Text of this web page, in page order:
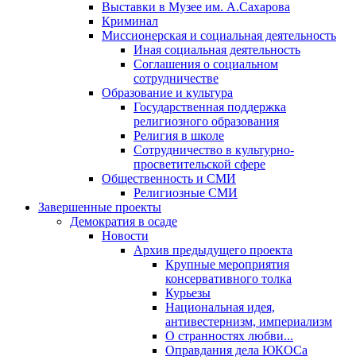
Выставки в Музее им. А.Сахарова
Криминал
Миссионерская и социальная деятельность
Иная социальная деятельность
Соглашения о социальном
сотрудничестве
Образование и культура
Государственная поддержка
религиозного образования
Религия в школе
Сотрудничество в культурно-
просветительской сфере
Общественность и СМИ
Религиозные СМИ
Завершенные проекты
Демократия в осаде
Новости
Архив предыдущего проекта
Крупные мероприятия
консервативного толка
Курьезы
Национальная идея,
антивестернизм, империализм
О странностях любви...
Оправдания дела ЮКОСа